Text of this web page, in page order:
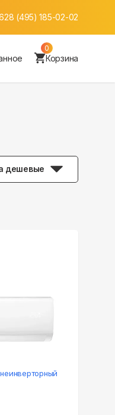
8 (495) 185-02-02
0
Корзина
дешевые
неинверторный